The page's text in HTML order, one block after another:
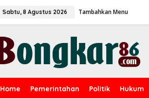
Sabtu, 8 Agustus 2026 Tambahkan Menu
Home Pemerintahan Politik Hukum